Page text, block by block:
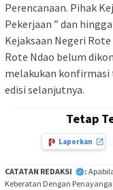
Perencanaan. Pihak
Pekerjaan ” dan
Kejaksaan Negeri
Rote Ndao belum
melakukan konfirmasi
edisi selanjutnya.
Tetap
Laporkan
CATATAN REDAKSI :
Keberatan Dengan